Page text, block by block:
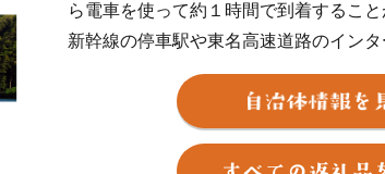
ら電車を使って約１時間で到着すること
新幹線の停車駅や東名高速道路のイン
も非常に良く、東京、京都、大阪、富
を周遊する旅の滞在地として便利な立
そのため、国内外から毎年2000万人を
富士箱根伊豆国立公園の中央に位置し